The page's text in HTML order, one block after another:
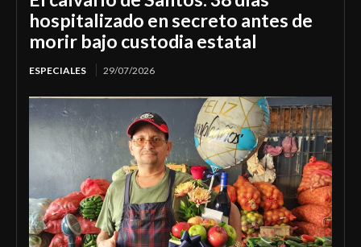
hospitalizado en secreto antes de
morir bajo custodia estatal
ESPECIALES 29/07/2026